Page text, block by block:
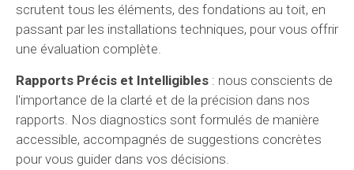
scrutent tous les éléments, des fondations au toit, en
passant par les installations techniques, pour vous offrir
une évaluation complète.
Rapports Précis et Intelligibles : nous conscients de
l'importance de la clarté et de la précision dans nos
rapports. Nos diagnostics sont formulés de manière
accessible, accompagnés de suggestions concrètes
pour vous guider dans vos décisions.